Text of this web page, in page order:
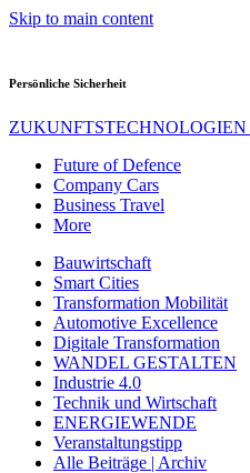
Skip to main content
Persönliche Sicherheit
ZUKUNFTSTECHNOLOGIEN
Future of Defence
Company Cars
Business Travel
More
Bauwirtschaft
Smart Cities
Transformation Mobilität
Automotive Excellence
Digitale Transformation
WANDEL GESTALTEN
Industrie 4.0
Technik und Wirtschaft
ENERGIEWENDE
Veranstaltungstipp
Alle Beiträge | Archiv